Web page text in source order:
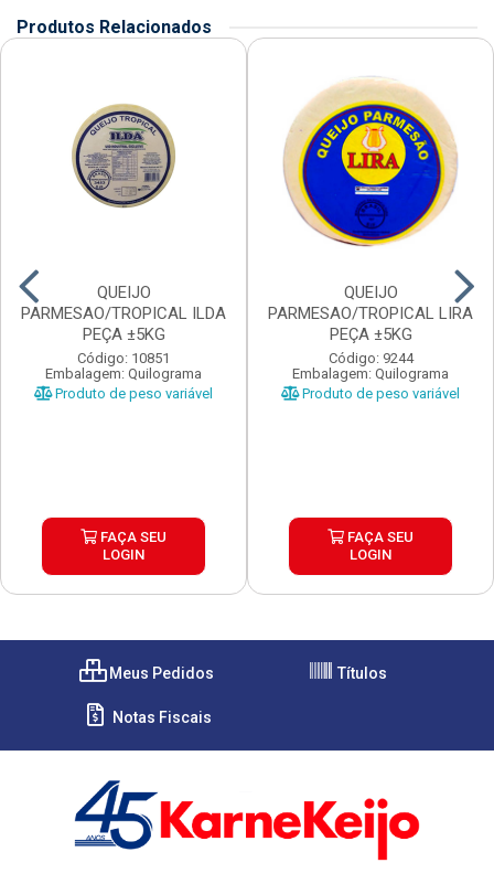
Produtos Relacionados
QUEIJO
PARMESAO/TROPICAL ILDA
PEÇA ±5KG
Código: 10851
Embalagem: Quilograma
Produto de peso variável
FAÇA SEU
LOGIN
QUEIJO
PARMESAO/TROPICAL LIRA
PEÇA ±5KG
Código: 9244
Embalagem: Quilograma
Produto de peso variável
FAÇA SEU
LOGIN
Meus Pedidos Títulos
Notas Fiscais